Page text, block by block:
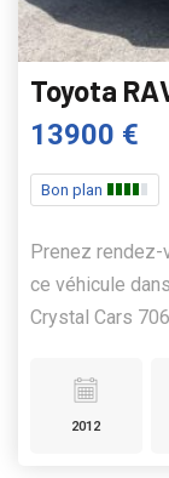
Toyota
13900 €
Bon plan
Prenez rendez-
ce véhicule
Crystal Cars
2012